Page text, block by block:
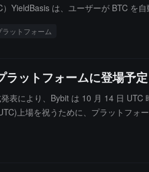
YieldBasis は、ユーザーが BTC を
ラットフォーム
ットフォームに登場予定
表により、Bybit は 10 月 14 日
上場を祝うために、プラットフ
合者に単一の入り口を提供し、強